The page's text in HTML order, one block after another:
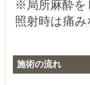
※局所麻酔を
照射時は痛
施術の流れ